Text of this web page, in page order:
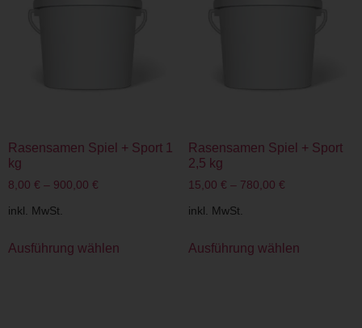
Rasensamen Spiel + Sport 1
kg
8,00 € – 900,00 €
inkl. MwSt.
Ausführung wählen
Rasensamen Spiel + Sport
2,5 kg
15,00 € – 780,00 €
inkl. MwSt.
Ausführung wählen